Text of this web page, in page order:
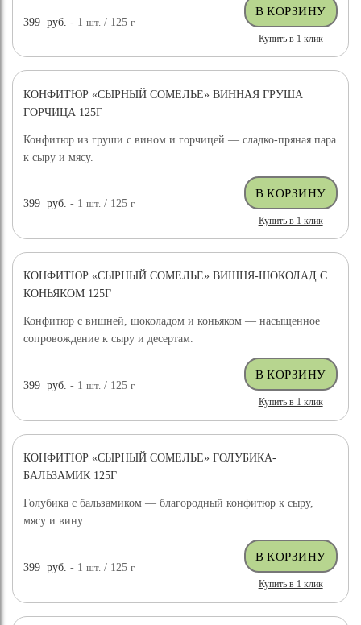
399 руб. - 1шт. / 125г
Купить в 1 клик
КОНФИТЮР «СЫРНЫЙ СОМЕЛЬЕ» ВИННАЯ ГРУША
ГОРЧИЦА 125Г
Конфитюр из груши с вином и горчицей — сладко-пряная пара
к сыру и мясу.
399 руб. - 1шт. / 125г
Купить в 1 клик
КОНФИТЮР «СЫРНЫЙ СОМЕЛЬЕ» ВИШНЯ-ШОКОЛАД С
КОНЬЯКОМ 125Г
Конфитюр с вишней, шоколадом и коньяком — насыщенное
сопровождение к сыру и десертам.
399 руб. - 1шт. / 125г
Купить в 1 клик
КОНФИТЮР «СЫРНЫЙ СОМЕЛЬЕ» ГОЛУБИКА-
БАЛЬЗАМИК 125Г
Голубика с бальзамиком — благородный конфитюр к сыру,
мясу и вину.
399 руб. - 1шт. / 125г
Купить в 1 клик